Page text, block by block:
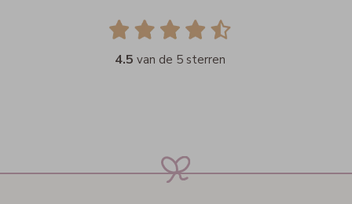
4.5 van de 5 sterren